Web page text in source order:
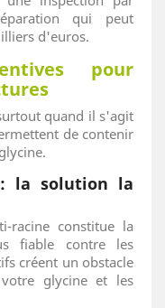
qui peut
d'euros.
pour
quand il s'agit
de contenir
la solution la
racine constitue la
fiable contre les
créent un obstacle
glycine et les